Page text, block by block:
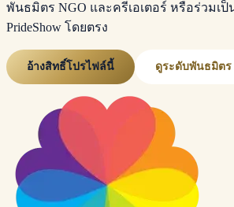
พันธมิตร NGO และครีเอเตอร์ หรือร่วมเ
PrideShow โดยตรง
อ้างสิทธิ์โปรไฟล์นี้ ดูระดับพันธมิตร